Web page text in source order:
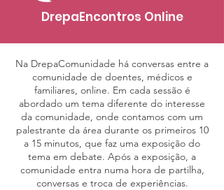
DrepaEncontros Online
Na DrepaComunidade há conversas entre a
comunidade de doentes, médicos e
familiares, online. Em cada sessão é
abordado um tema diferente do interesse
da comunidade, onde contamos com um
palestrante da área durante os primeiros 10
a 15 minutos, que faz uma exposição do
tema em debate. Após a exposição, a
comunidade entra numa hora de partilha,
conversas e troca de experiências.